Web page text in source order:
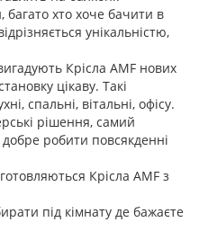
багато хто хоче бачити в
унікальністю,
Крісла AMF нових
цікаву. Такі
спальні, вітальні, офісу.
рішення, самий
робити повсякденні
Крісла AMF з
під кімнату де бажаєте